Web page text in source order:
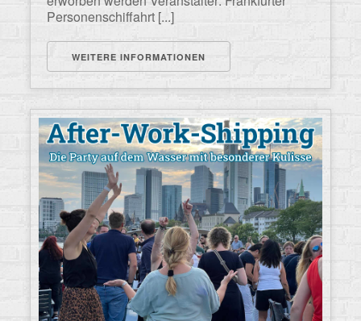
Personenschiffahrt [...]
WEITERE INFORMATIONEN